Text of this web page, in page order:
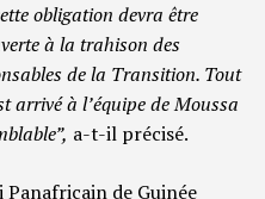
obligation devra être
à la trahison des
de la Transition. Tout
arrivé à l’équipe de Moussa
a-t-il précisé.
de Guinée